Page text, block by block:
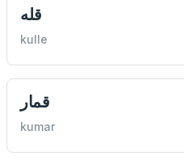
قله
kulle
قمار
kumar